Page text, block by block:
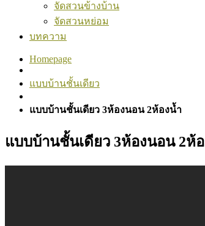
จัดสวนข้างบ้าน
จัดสวนหย่อม
บทความ
Homepage
แบบบ้านชั้นเดียว
แบบบ้านชั้นเดียว 3ห้องนอน 2ห้องน้ำ
แบบบ้านชั้นเดียว 3ห้องนอน 2ห้